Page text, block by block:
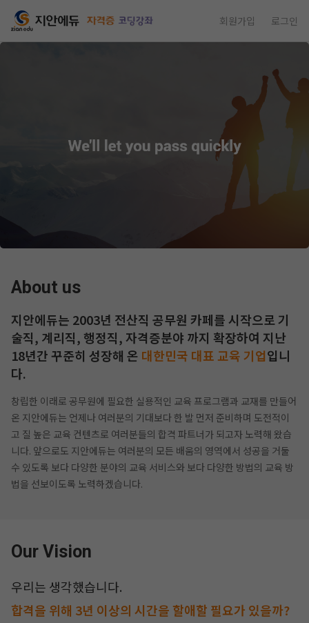
회원가입 로그인
About us
지안에듀는 2003년 전산직 공무원 카페를 시작으로 기
술직, 계리직, 행정직, 자격증분야 까지 확장하여 지난
18년간 꾸준히 성장해 온 대한민국 대표 교육 기업입니
다.
창립한 이래로 공무원에 필요한 실용적인 교육 프로그램과 교재를 만들어
온 지안에듀는 언제나 여러분의 기대보다 한 발 먼저 준비하며 도전적이
고 질 높은 교육 컨텐츠로 여러분들의 합격 파트너가 되고자 노력해 왔습
니다. 앞으로도 지안에듀는 여러분의 모든 배움의 영역에서 성공을 거둘
수 있도록 보다 다양한 분야의 교육 서비스와 보다 다양한 방법의 교육 방
법을 선보이도록 노력하겠습니다.
Our Vision
우리는 생각했습니다.
합격을 위해 3년 이상의 시간을 할애할 필요가 있을까?